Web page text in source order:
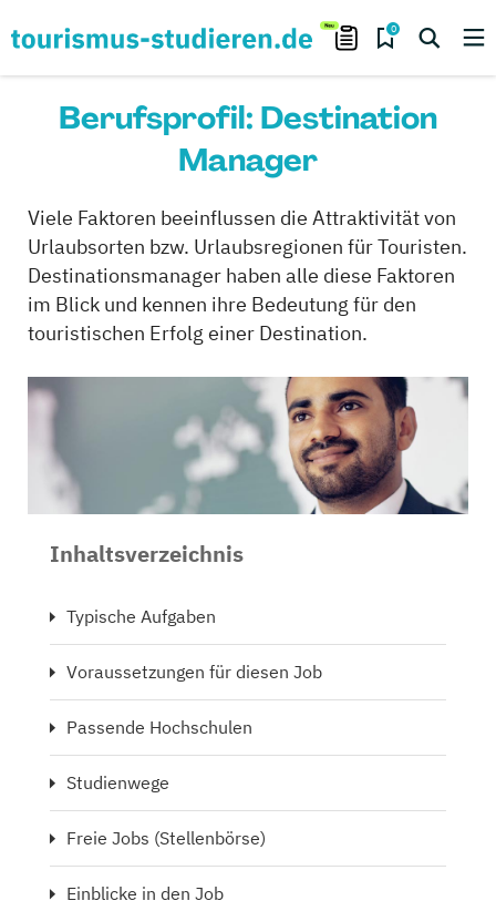
0
Berufsprofil: Destination
Manager
Viele Faktoren beeinflussen die Attraktivität von
Urlaubsorten bzw. Urlaubsregionen für Touristen.
Destinationsmanager haben alle diese Faktoren
im Blick und kennen ihre Bedeutung für den
touristischen Erfolg einer Destination.
Inhaltsverzeichnis
Typische Aufgaben
Voraussetzungen für diesen Job
Passende Hochschulen
Studienwege
Freie Jobs (Stellenbörse)
Einblicke in den Job